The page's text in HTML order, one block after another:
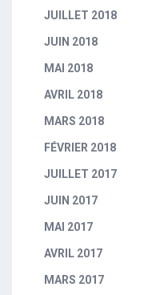
JUILLET 2018
JUIN 2018
MAI 2018
AVRIL 2018
MARS 2018
FÉVRIER 2018
JUILLET 2017
JUIN 2017
MAI 2017
AVRIL 2017
MARS 2017